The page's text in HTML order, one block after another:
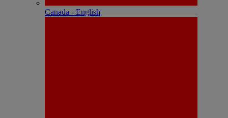
Canada - English